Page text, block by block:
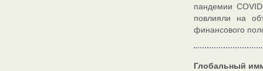
пандемии
повлияли на
финансового
Глобальный